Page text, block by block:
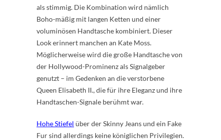
als stimmig. Die Kombination wird nämlich
Boho-mäßig mit langen Ketten und einer
voluminösen Handtasche kombiniert. Dieser
Look erinnert manchen an Kate Moss.
Möglicherweise wird die große Handtasche von
der Hollywood-Prominenz als Signalgeber
genutzt – im Gedenken an die verstorbene
Queen Elisabeth II., die für ihre Eleganz und ihre
Handtaschen-Signale berühmt war.
Hohe Stiefel über der Skinny Jeans und ein Fake
Fur sind allerdings keine königlichen Privilegien.